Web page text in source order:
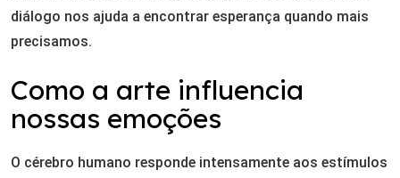
diálogo nos ajuda a encontrar esperança quando mais
precisamos.
Como a arte influencia
nossas emoções
O cérebro humano responde intensamente aos estímulos